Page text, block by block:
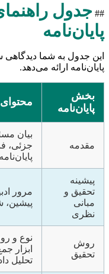
## جدول
پایان‌نامه
این جدول به شما دیدگاهی
پایان‌نامه ارائه می‌دهد.
بخش
پایان‌نامه
مقدمه
بیان
جزئی،
پیشینه
تحقیق و
مبانی
نظری
مرور
روش
تحقیق
نوع و
ابزار
تحلیل